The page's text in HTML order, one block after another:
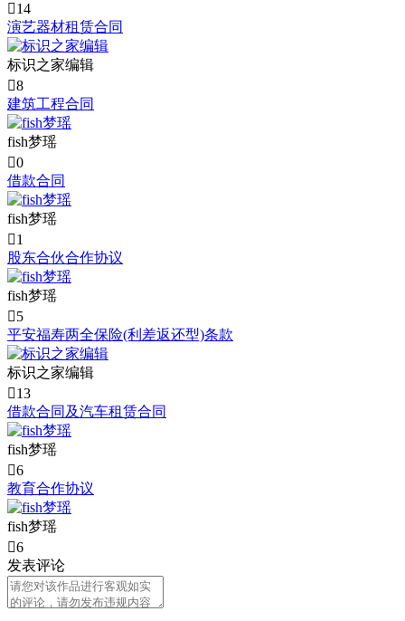
14
演艺器材租赁合同
标识之家编辑
8
建筑工程合同
fish梦瑶
0
借款合同
fish梦瑶
1
股东合伙合作协议
fish梦瑶
5
平安福寿两全保险(利差返还型)条款
标识之家编辑
13
借款合同及汽车租赁合同
fish梦瑶
6
教育合作协议
fish梦瑶
6
发表评论